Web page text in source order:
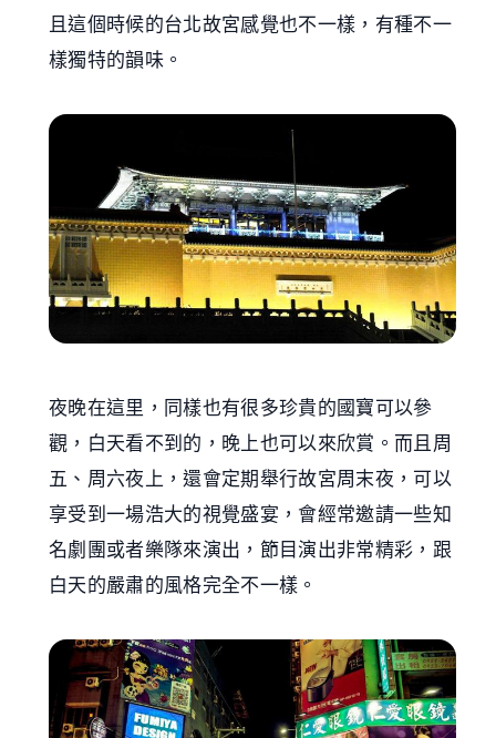
且這個時候的台北故宮感覺也不一樣，有種不一
樣獨特的韻味。
夜晚在這里，同樣也有很多珍貴的國寶可以參
觀，白天看不到的，晚上也可以來欣賞。而且周
五、周六夜上，還會定期舉行故宮周末夜，可以
享受到一場浩大的視覺盛宴，會經常邀請一些知
名劇團或者樂隊來演出，節目演出非常精彩，跟
白天的嚴肅的風格完全不一樣。